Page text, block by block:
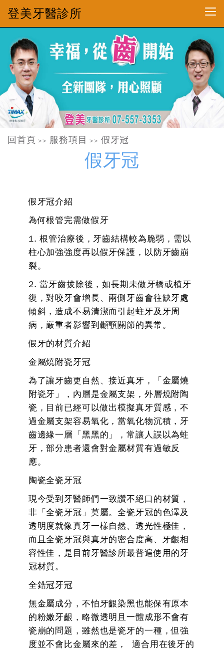
登美牙醫診所
回首頁 >> 服務項目 >> 假牙冠
假牙冠
假牙冠介紹
為何根管完需做假牙
1. 根管治療後，牙齒結構較為脆弱，需以
柱心加強強度再以假牙保護，以防牙齒崩
裂。
2. 當牙齒拔除後，如長期未做牙橋或植牙
復，對咬牙會增長、兩側牙齒會往缺牙處
傾斜，造成不易清潔而引起蛀牙及牙周
病，嚴重者影響到顳顎關節的異常。
假牙的材質介紹
金屬燒附瓷牙冠
為了讓牙齒更自然、接近真牙，「金屬燒
附瓷牙」，內層是金屬支架，外層燒附陶
瓷，目前已經可以做出模擬真牙質感，不
過金屬支架容易氧化，當氧化物沉積，牙
齒邊緣一層「黑黑的」，常讓人誤以為蛀
牙，部分患者還會對金屬材質有過敏反
應。
陶瓷全瓷牙冠
現今受到牙醫師們一致讚不絕口的材質，
非「全瓷牙冠」莫屬。全瓷牙冠的色澤及
透明度就像真牙一樣自然、透光性極佳，
而且全瓷牙冠與真牙的密合度高、牙齦相
容性佳，是目前牙醫診所最普遍使用的牙
冠材質。
全鋯冠牙冠
無金屬成分，不怕牙齦染黑也能保有原本
的粉嫩牙齦，略微透明且一體成形不會有
瓷崩的問題，雖然也是瓷牙的一種，但強
度並不會比金屬來的差， 適合用在後牙的